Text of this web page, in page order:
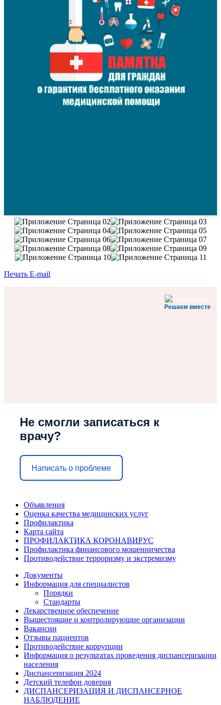
Печать E-mail
Решаем вместе
Не смогли записаться к
врачу?
Написать о проблеме
Объявления
Оценка качества медицинских услуг
Профилактика
Карта сайта
ПРОФИЛАКТИКА КОРОНАВИРУС
Профилактика финансового мошенничества
Противодействие терроризму и экстремизму
Документы
Информация для специалистов
Порядки
Стандарты
Лекарственное обеспечение
Вышестоящие и контролирующие организации
Вакансии
Отзывы пациентов
Противодействие коррупции
Информация о результатах проведения диспансеризации
населения
Диспансеризация 2024
Детский телефон доверия
ДИСПАНСЕРИЗАЦИЯ И ДИСПАНСЕРНОЕ
НАБЛЮДЕНИЕ